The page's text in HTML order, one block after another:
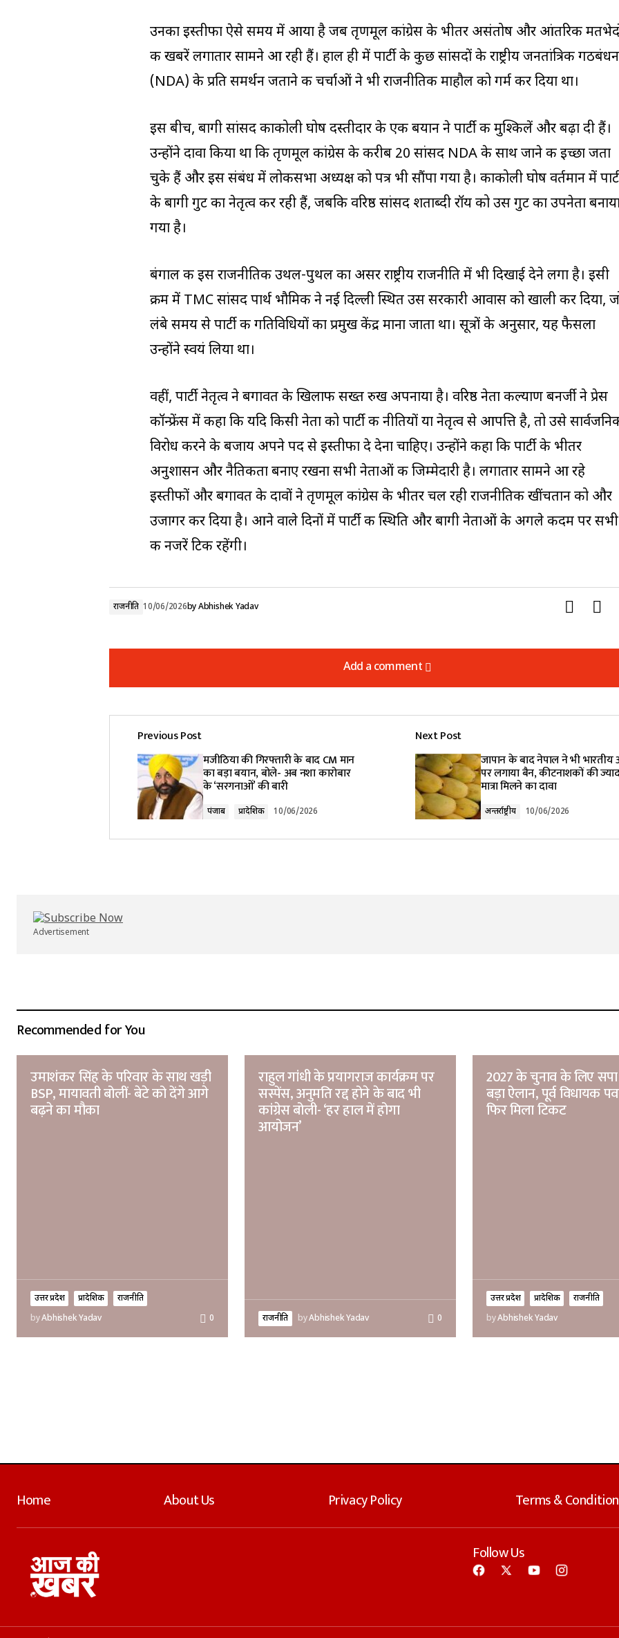
उनका इस्तीफा ऐसे समय में आया है जब तृणमूल कांग्रेस के भीतर असंतोष और आंतरिक
की खबरें लगातार सामने आ रही हैं। हाल ही में पार्टी के कुछ सांसदों के राष्ट्रीय जनतांत्रिक गठबंधन
(NDA) के प्रति समर्थन जताने की चर्चाओं ने भी राजनीतिक माहौल को गर्म कर दिया था।
इस बीच, बागी सांसद काकोली घोष दस्तीदार के एक बयान ने पार्टी की मुश्किलें और बढ़ा दी हैं।
उन्होंने दावा किया था कि तृणमूल कांग्रेस के करीब 20 सांसद NDA के साथ जाने की इच्छा जता
चुके हैं और इस संबंध में लोकसभा अध्यक्ष को पत्र भी सौंपा गया है। काकोली घोष वर्तमान में
के बागी गुट का नेतृत्व कर रही हैं, जबकि वरिष्ठ सांसद शताब्दी रॉय को उस गुट का उपनेता
गया है।
बंगाल की इस राजनीतिक उथल-पुथल का असर राष्ट्रीय राजनीति में भी दिखाई देने लगा है। इसी
क्रम में TMC सांसद पार्थ भौमिक ने नई दिल्ली स्थित उस सरकारी आवास को खाली कर दिया,
लंबे समय से पार्टी की गतिविधियों का प्रमुख केंद्र माना जाता था। सूत्रों के अनुसार, यह फैसला
उन्होंने स्वयं लिया था।
वहीं, पार्टी नेतृत्व ने बगावत के खिलाफ सख्त रुख अपनाया है। वरिष्ठ नेता कल्याण बनर्जी ने प्रेस
कॉन्फ्रेंस में कहा कि यदि किसी नेता को पार्टी की नीतियों या नेतृत्व से आपत्ति है, तो उसे
विरोध करने के बजाय अपने पद से इस्तीफा दे देना चाहिए। उन्होंने कहा कि पार्टी के भीतर
अनुशासन और नैतिकता बनाए रखना सभी नेताओं की जिम्मेदारी है। लगातार सामने आ रहे
इस्तीफों और बगावत के दावों ने तृणमूल कांग्रेस के भीतर चल रही राजनीतिक खींचतान को और
उजागर कर दिया है। आने वाले दिनों में पार्टी की स्थिति और बागी नेताओं के अगले कदम पर सभी
की नजरें टिकी रहेंगी।
राजनीति 10/06/2026byAbhishek Yadav
Add a comment
Add a comment
Your email address will not be published. Required fields are marked
Comment *
Previous Post
मजीठिया की गिरफ्तारी के बाद CM मान
का बड़ा बयान, बोले- अब नशा कारोबार
के ‘सरगनाओं’ की बारी
पंजाब प्रादेशिक 10/06/2026
Next Post
जापान के बाद नेपाल ने भी
पर लगाया बैन, कीटनाशकों की
मात्रा मिलने का दावा
अन्तर्राष्ट्रीय 10/06/2026
Advertisement
Recommended for You
उमाशंकर सिंह के परिवार के साथ खड़ी
BSP, मायावती बोलीं- बेटे को देंगे आगे
बढ़ने का मौका
उत्तर प्रदेश प्रादेशिक
राजनीति
byAbhishek Yadav 0
राहुल गांधी के प्रयागराज कार्यक्रम पर
सस्पेंस, अनुमति रद्द होने के बाद भी
कांग्रेस बोली- ‘हर हाल में होगा
आयोजन’
राजनीति byAbhishek Yadav 0
2027 के चुनाव के लिए
बड़ा ऐलान, पूर्व विधायक
फिर मिला टिकट
उत्तर प्रदेश प्रादेशिक
राजनीति
byAbhishek Yadav
Home About Us Privacy Policy Terms &
Follow Us